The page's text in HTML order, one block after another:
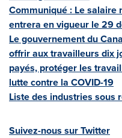
Communiqué : Le
entrera en vigueur le 29
Le gouvernement du
offrir aux travailleurs dix
payés, protéger les
lutte contre la COVID-19
Liste des industries sous
Suivez-nous sur Twitter